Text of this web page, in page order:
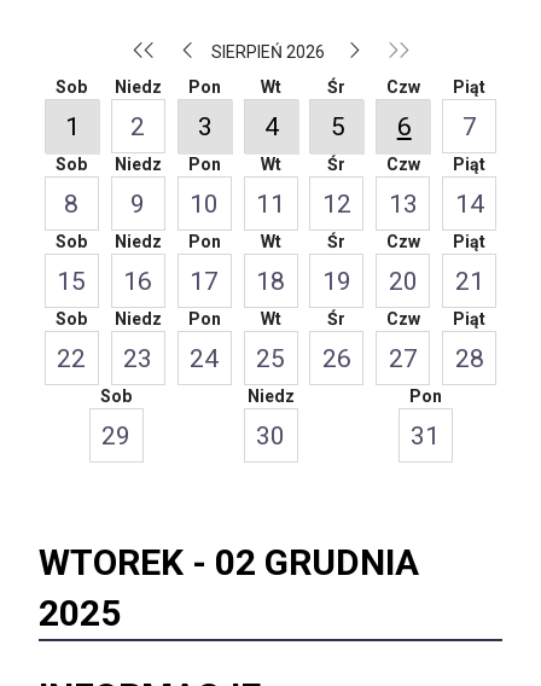
SIERPIEŃ 2026
Sob
1
Niedz
2
Pon
3
Wt
4
Śr
5
Czw
6
Piąt
7
Sob
8
Niedz
9
Pon
10
Wt
11
Śr
12
Czw
13
Piąt
14
Sob
15
Niedz
16
Pon
17
Wt
18
Śr
19
Czw
20
Piąt
21
Sob
22
Niedz
23
Pon
24
Wt
25
Śr
26
Czw
27
Piąt
28
Sob
29
Niedz
30
Pon
31
WTOREK - 02 GRUDNIA
2025